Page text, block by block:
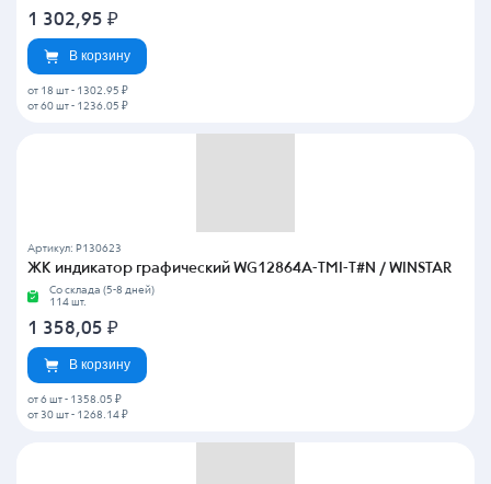
1 302,95 ₽
В корзину
от 18 шт - 1302.95 ₽
от 60 шт - 1236.05 ₽
Артикул: P130623
ЖК индикатор графический WG12864A-TMI-T#N / WINSTAR
Со склада (5-8 дней)
114 шт.
1 358,05 ₽
В корзину
от 6 шт - 1358.05 ₽
от 30 шт - 1268.14 ₽